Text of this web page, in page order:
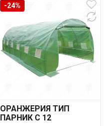
-24%
ОРАНЖЕРИЯ ТИП
ПАРНИК С 12